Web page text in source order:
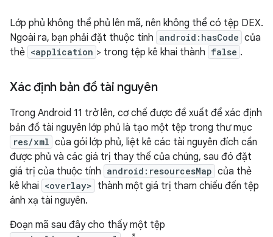
Lớp phủ không thể phủ lên mã, nên không thể có tệp DEX.
Ngoài ra, bạn phải đặt thuộc tính android:hasCode của
thẻ <application > trong tệp kê khai thành false .
Xác định bản đồ tài nguyên
Trong Android 11 trở lên, cơ chế được đề xuất để xác định
bản đồ tài nguyên lớp phủ là tạo một tệp trong thư mục
res/xml của gói lớp phủ, liệt kê các tài nguyên đích cần
được phủ và các giá trị thay thế của chúng, sau đó đặt
giá trị của thuộc tính android:resourcesMap của thẻ
kê khai <overlay> thành một giá trị tham chiếu đến tệp
ánh xạ tài nguyên.
Đoạn mã sau đây cho thấy một tệp